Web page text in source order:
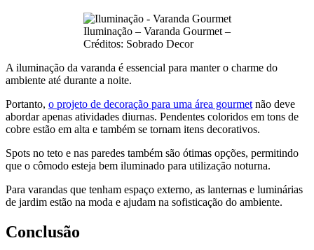
Iluminação – Varanda Gourmet –
Créditos: Sobrado Decor
A iluminação da varanda é essencial para manter o charme do
ambiente até durante a noite.
Portanto, o projeto de decoração para uma área gourmet não deve
abordar apenas atividades diurnas. Pendentes coloridos em tons de
cobre estão em alta e também se tornam itens decorativos.
Spots no teto e nas paredes também são ótimas opções, permitindo
que o cômodo esteja bem iluminado para utilização noturna.
Para varandas que tenham espaço externo, as lanternas e luminárias
de jardim estão na moda e ajudam na sofisticação do ambiente.
Conclusão